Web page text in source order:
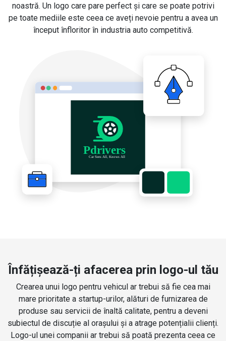
noastră. Un logo care pare perfect și care se poate potrivi
pe toate mediile este ceea ce aveți nevoie pentru a avea un
început înfloritor în industria auto competitivă.
Înfățișează-ți afacerea prin logo-ul tău
Crearea unui logo pentru vehicul ar trebui să fie cea mai
mare prioritate a startup-urilor, alături de furnizarea de
produse sau servicii de înaltă calitate, pentru a deveni
subiectul de discuție al orașului și a atrage potențialii clienți.
Logo-ul unei companii ar trebui să poată prezenta ceea ce